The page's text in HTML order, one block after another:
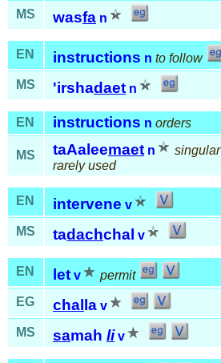
MS
wasfa n
EN instructions n to follow
MS
'irshadaet n
EN instructions n orders
MS taAaleemaet n
singular
rarely used
EN intervene v
MS
tadachchal v
EN let v
permit
EG
chal la v
MS samah li v